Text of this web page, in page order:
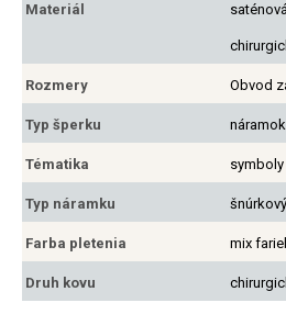
Materiál
Rozmery Obvod
Typ šperku náramok
Tématika symboly
Typ náramku
Farba pletenia mix
Druh kovu